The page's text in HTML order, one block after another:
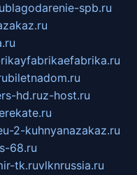
blagodarenie-spb.ru
biletnadom.ru
hd.ruz-host.ru
2-kuhnyanazakaz.ru
68.ru
tk.ruvlknrussia.ru